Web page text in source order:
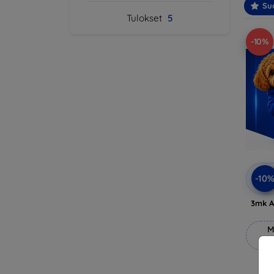
Tulokset 5
-10%
-10%
3mk